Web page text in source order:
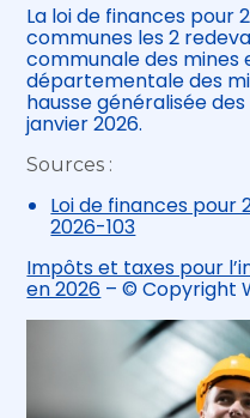
La loi de finances pour
communes les 2
communale des mines
départementale des
hausse généralisée
janvier 2026.
Sources :
Loi de finances pour
2026-103
Impôts et taxes pour
en 2026 – © Copyright